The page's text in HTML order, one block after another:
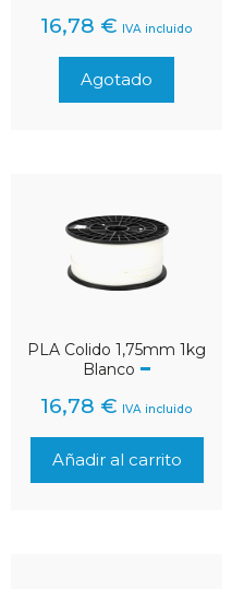
16,78 € IVA incluido
Agotado
PLA Colido 1,75mm 1kg
Blanco
16,78 € IVA incluido
Añadir al carrito